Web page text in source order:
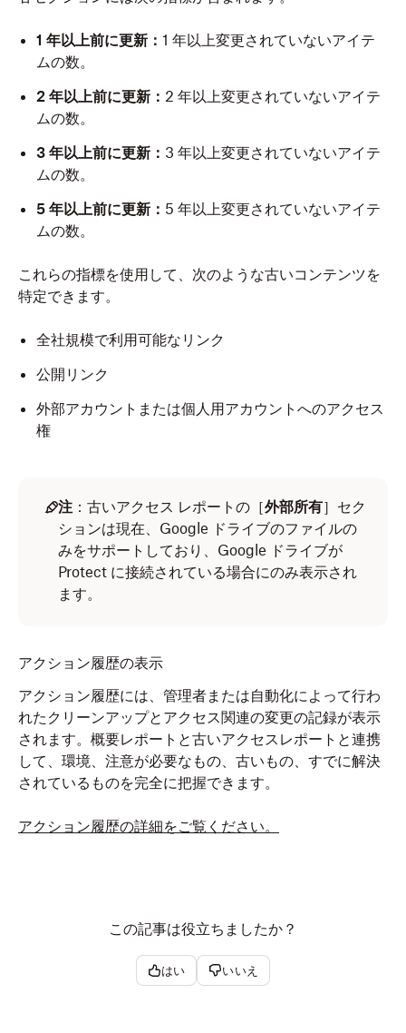
1 年以上前に更新： 1 年以上変更されていないアイテ
ムの数。
2 年以上前に更新： 2 年以上変更されていないアイテ
ムの数。
3 年以上前に更新： 3 年以上変更されていないアイテ
ムの数。
5 年以上前に更新： 5 年以上変更されていないアイテ
ムの数。
これらの指標を使用して、次のような古いコンテンツを
特定できます。
全社規模で利用可能なリンク
公開リンク
外部アカウントまたは個人用アカウントへのアクセス
権
注 ：古いアクセス レポートの［外部所有］セク
ションは現在、Google ドライブのファイルの
みをサポートしており、Google ドライブが
Protect に接続されている場合にのみ表示され
ます。
アクション履歴の表示
アクション履歴には、管理者または自動化によって行わ
れたクリーンアップとアクセス関連の変更の記録が表示
されます。概要レポートと古いアクセスレポートと連携
して、環境、注意が必要なもの、古いもの、すでに解決
されているものを完全に把握できます。
アクション履歴の詳細をご覧ください。
この記事は役立ちましたか？
はい いいえ